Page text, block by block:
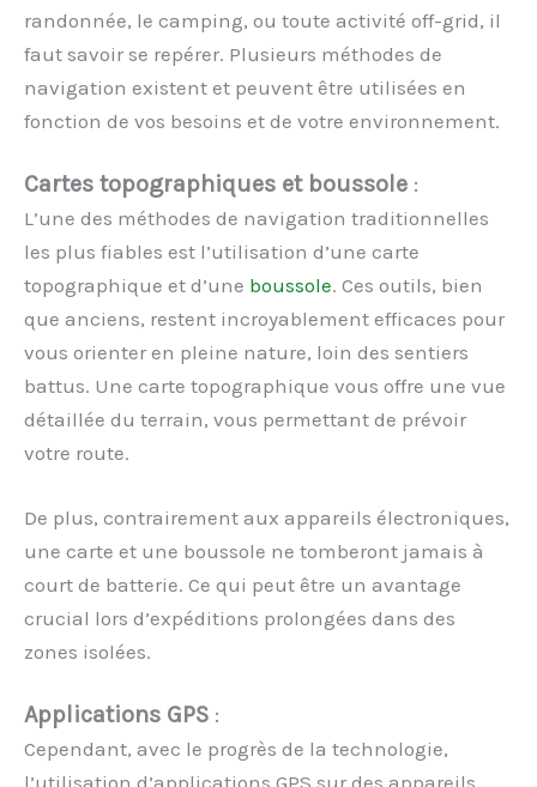
randonnée, le camping, ou toute activité off-grid, il
faut savoir se repérer. Plusieurs méthodes de
navigation existent et peuvent être utilisées en
fonction de vos besoins et de votre environnement.
Cartes topographiques et boussole :
L’une des méthodes de navigation traditionnelles
les plus fiables est l’utilisation d’une carte
topographique et d’une boussole. Ces outils, bien
que anciens, restent incroyablement efficaces pour
vous orienter en pleine nature, loin des sentiers
battus. Une carte topographique vous offre une vue
détaillée du terrain, vous permettant de prévoir
votre route.
De plus, contrairement aux appareils électroniques,
une carte et une boussole ne tomberont jamais à
court de batterie. Ce qui peut être un avantage
crucial lors d’expéditions prolongées dans des
zones isolées.
Applications GPS :
Cependant, avec le progrès de la technologie,
l’utilisation d’applications GPS sur des appareils